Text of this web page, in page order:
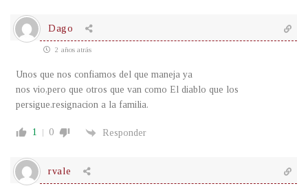
Dago
2 años atrás
Unos que nos confiamos del que maneja ya
nos vio,pero que otros que van como El diablo que los
persigue.resignacion a la familia.
1 0 Responder
rvale